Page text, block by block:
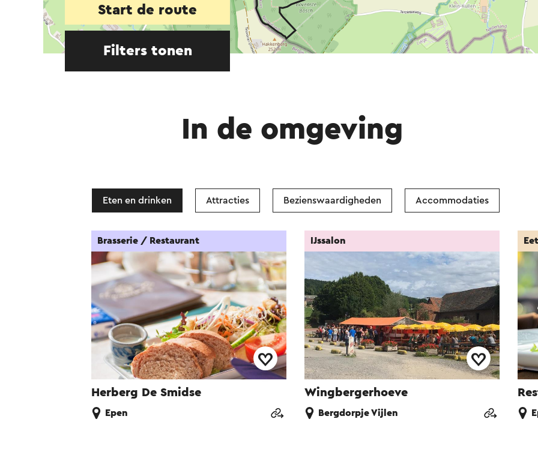
Start de route
Filters tonen
In de omgeving
Eten en drinken Attracties Bezienswaardigheden Accommodaties
Herberg De Smidse
Brasserie / Restaurant
Epen
Wingbergerhoeve
IJssalon
Bergdorpje Vijlen